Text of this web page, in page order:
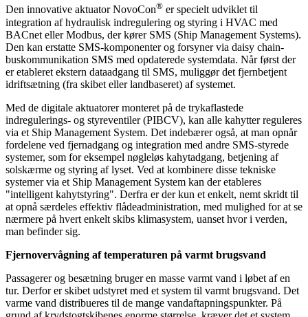
Den innovative aktuator NovoCon® er specielt udviklet til
integration af hydraulisk indregulering og styring i HVAC med
BACnet eller Modbus, der kører SMS (Ship Management Systems).
Den kan erstatte SMS-komponenter og forsyner via daisy chain-
buskommunikation SMS med opdaterede systemdata. Når først der
er etableret ekstern dataadgang til SMS, muliggør det fjernbetjent
idriftsætning (fra skibet eller landbaseret) af systemet.
Med de digitale aktuatorer monteret på de trykaflastede
indregulerings- og styreventiler (PIBCV), kan alle kahytter reguleres
via et Ship Management System. Det indebærer også, at man opnår
fordelene ved fjernadgang og integration med andre SMS-styrede
systemer, som for eksempel nøgleløs kahytadgang, betjening af
solskærme og styring af lyset. Ved at kombinere disse tekniske
systemer via et Ship Management System kan der etableres
"intelligent kahytstyring". Derfra er der kun et enkelt, nemt skridt til
at opnå særdeles effektiv flådeadministration, med mulighed for at se
nærmere på hvert enkelt skibs klimasystem, uanset hvor i verden,
man befinder sig.
Fjernovervågning af temperaturen på varmt brugsvand
Passagerer og besætning bruger en masse varmt vand i løbet af en
tur. Derfor er skibet udstyret med et system til varmt brugsvand. Det
varme vand distribueres til de mange vandaftapningspunkter. På